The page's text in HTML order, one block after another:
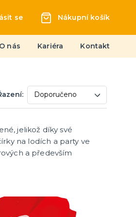
se Nákupní košík
O nás Kariéra Kontakt
make-up
obličej
rtěnky a umělé řasy
a třpytky
jelikož díky své
na lodích a party ve
a především